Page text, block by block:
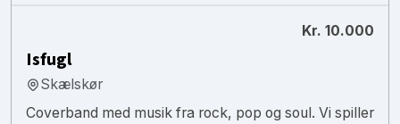
Kr. 10.000
Isfugl
Skælskør
Coverband med musik fra rock, pop og soul. Vi spiller